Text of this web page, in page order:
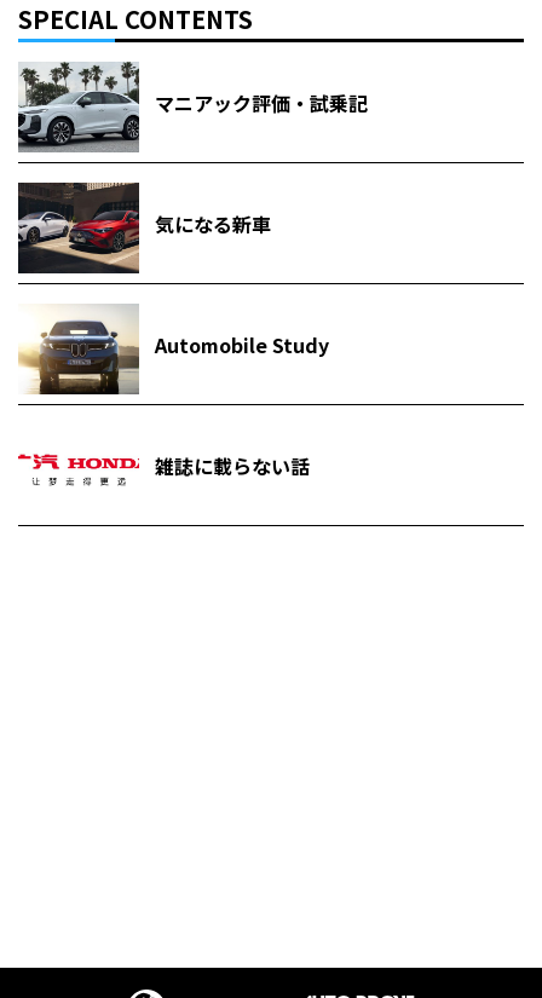
SPECIAL CONTENTS
マニアック評価・試乗記
気になる新車
Automobile Study
雑誌に載らない話